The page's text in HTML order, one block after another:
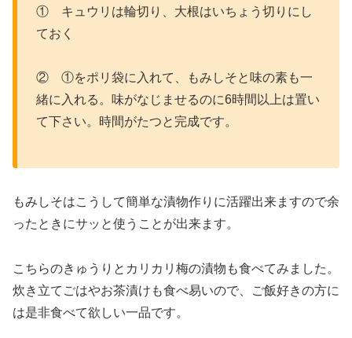
① キュウリは輪切り、大根はいちょう切りにし
ておく
② ①をポリ袋に入れて、もみしそと味の素も一
緒に入れる。味がなじませるのに6時間以上は置い
て下さい。時間がたつと完成です。
もみしそはこうして簡単な漬物作りに活躍出来ますので余
ったときにサッと使うことが出来ます。
こちらのきゅうりとカリカリ梅の漬物も食べてみました。
炊き立てごはやお茶漬けも食べ易いので、ご飯好きの方に
は是非食べて欲しい一品です。